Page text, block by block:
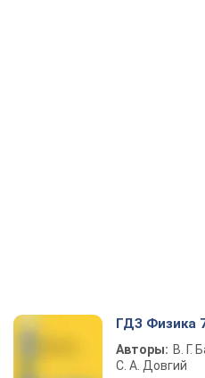
ГДЗ Физика
Авторы: В. Г.
С. А. Довгий